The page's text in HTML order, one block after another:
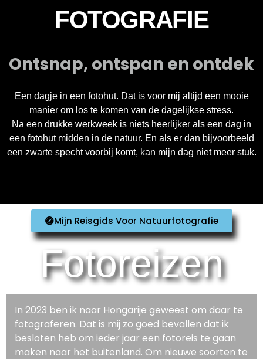
FOTOGRAFIE
Ontsnap, ontspan en ontdek
Een dagje in een fotohut. Dat is voor mij altijd een mooie
manier om los te komen van de dagelijkse stress.
Na een drukke werkweek is niets heerlijker als een dag in
een fotohut midden in de natuur. En als er dan bijvoorbeeld
een zwarte specht voorbij komt, kan mijn dag niet meer stuk.
Mijn Reisgids Voor Natuurfotografie
Fotoreizen
In 2023 ben ik naar Hongarije geweest om daar te
fotograferen. Dat is mij zo goed bevallen dat ik
besloten heb om ieder jaar een fotoreis te gaan
maken naar het buitenland. Om nieuwe soorten te